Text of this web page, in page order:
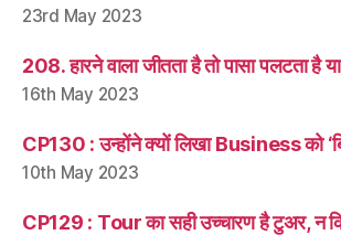
23rd May 2023
208. हारने वाला जीतता है तो पासा पलटता है
16th May 2023
CP130 : उन्होंने क्यों लिखा Business को
10th May 2023
CP129 : Tour का सही उच्चारण है टुअर, न